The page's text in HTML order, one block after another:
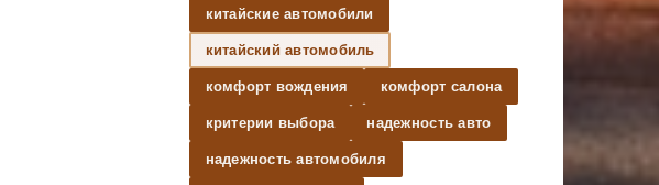
китайские автомобили
китайский автомобиль
комфорт вождения комфорт салона
критерии выбора надежность авто
надежность автомобиля